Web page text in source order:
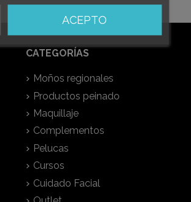
CATEGORÍAS
Moños regionales
Productos peinado
Maquillaje
Complementos
Pelucas
Cursos
Cuidado Facial
ACEPTO